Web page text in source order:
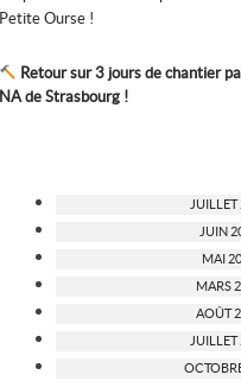
Petite Ourse !
Retour sur 3 jours de chantier
NA de Strasbourg !
JUILLET
JUIN
MAI
MARS
AOÛT
JUILLET